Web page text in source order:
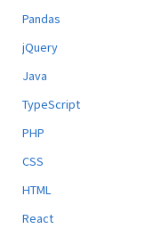
Pandas
jQuery
Java
TypeScript
PHP
CSS
HTML
React